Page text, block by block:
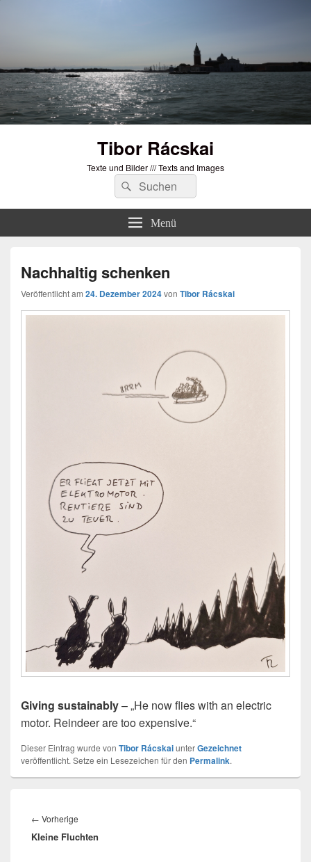
Tibor Rácskai
Texte und Bilder /// Texts and Images
Suchen
nach:
Suchen
Menü
Nachhaltig schenken
Veröffentlicht am 24. Dezember 2024von Tibor Rácskai
Giving sustainably– „He now flies with an electric
motor. Reindeer are too expensive.“
Dieser Eintrag wurde von Tibor RácskaiunterGezeichnet
veröffentlicht. Setze ein Lesezeichen für den Permalink.
← Vorherige
Beitrag:
Kleine Fluchten